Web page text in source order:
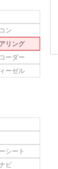
ン
リング
ーダー
ーゼル
シート
ビ